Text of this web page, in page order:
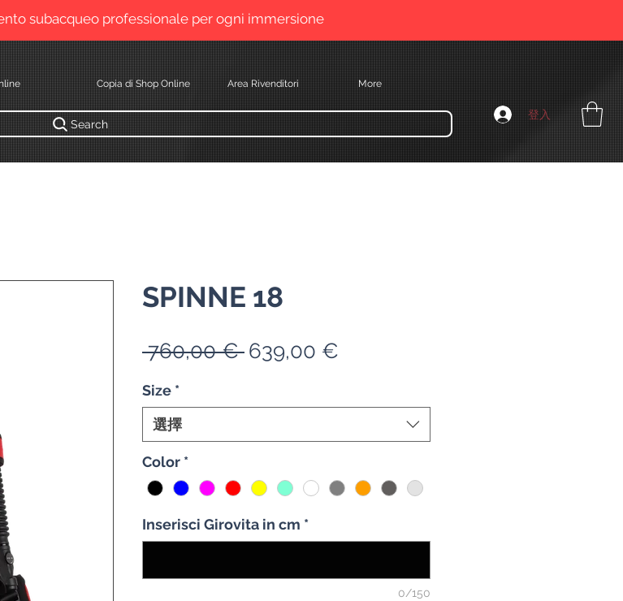
subacqueo professionale per ogni immersione
Copia di Shop Online Area Rivenditori More
Search
登入
SPINNE 18
760,00 € 一
價
639,00 €
價
Size *
選擇
Color *
Inserisci Girovita in cm *
0/150